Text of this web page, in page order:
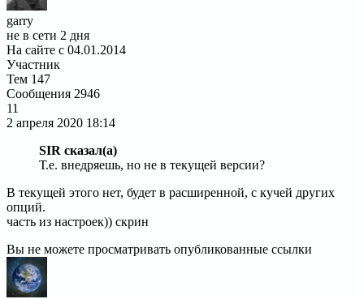
garry
не в сети 2 дня
На сайте с 04.01.2014
Участник
Тем 147
Сообщения 2946
11
2 апреля 2020 18:14
SIR сказал(а)
Т.е. внедряешь, но не в текущей версии?
В текущей этого нет, будет в расширенной, с кучей других
опций.
часть из настроек)) скрин
Вы не можете просматривать опубликованные ссылки